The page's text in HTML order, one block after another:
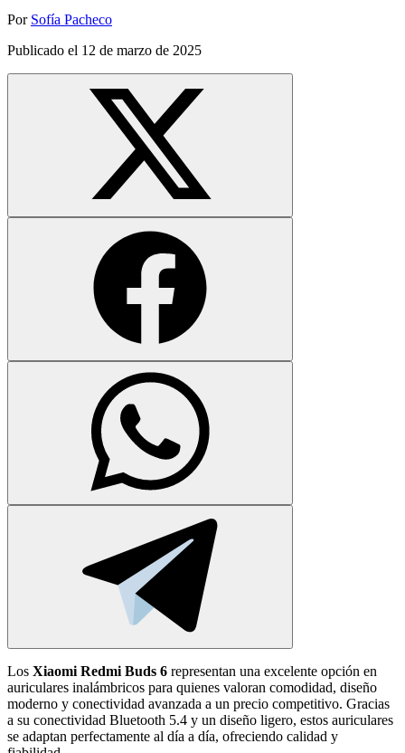
Por Sofía Pacheco
Publicado el 12 de marzo de 2025
Los Xiaomi Redmi Buds 6 representan una excelente opción en
auriculares inalámbricos para quienes valoran comodidad, diseño
moderno y conectividad avanzada a un precio competitivo. Gracias
a su conectividad Bluetooth 5.4 y un diseño ligero, estos auriculares
se adaptan perfectamente al día a día, ofreciendo calidad y